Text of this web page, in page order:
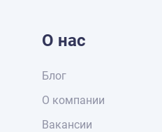
О нас
Блог
О компании
Вакансии